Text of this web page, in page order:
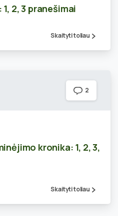
2, 3 pranešimai
Skaityti toliau
2
kronika: 1, 2, 3,
Skaityti toliau